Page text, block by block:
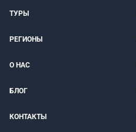
ТУРЫ
РЕГИОНЫ
О НАС
БЛОГ
КОНТАКТЫ